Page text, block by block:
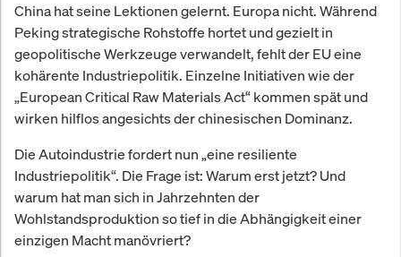
China hat seine Lektionen gelernt. Europa nicht. Während
Peking strategische Rohstoffe hortet und gezielt in
geopolitische Werkzeuge verwandelt, fehlt der EU eine
kohärente Industriepolitik. Einzelne Initiativen wie der
„European Critical Raw Materials Act“ kommen spät und
wirken hilflos angesichts der chinesischen Dominanz.
Die Autoindustrie fordert nun „eine resiliente
Industriepolitik“. Die Frage ist: Warum erst jetzt? Und
warum hat man sich in Jahrzehnten der
Wohlstandsproduktion so tief in die Abhängigkeit einer
einzigen Macht manövriert?